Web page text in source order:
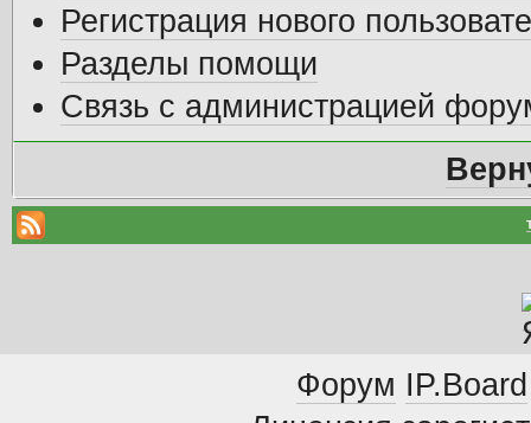
Регистрация нового
Разделы помощи
Связь с администрацией
Форум IP.Board